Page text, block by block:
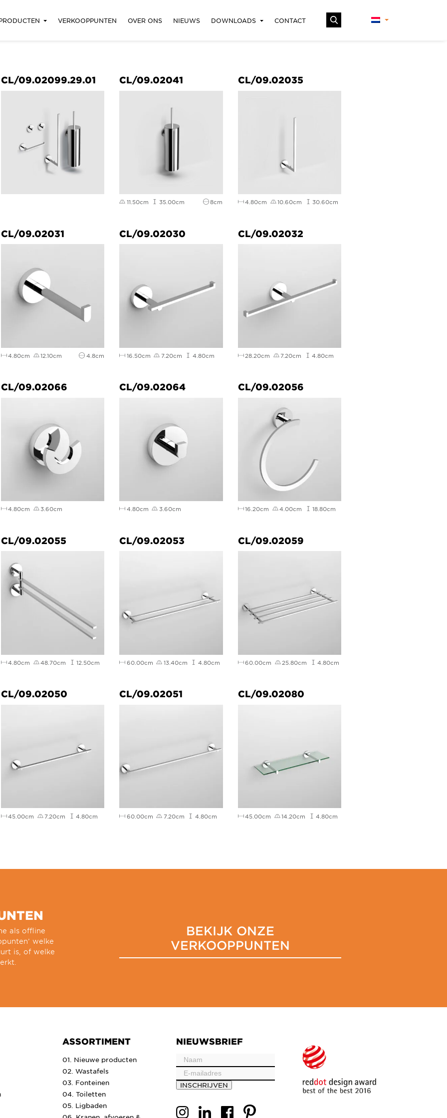
VERKOOPPUNTEN OVER ONS NIEUWS DOWNLOADS CONTACT
CL/09.02099.29.01 CL/09.02041
11.50cm 35.00cm 8cm
CL/09.02035
4.80cm 10.60cm 30.60cm
CL/09.02031
4.80cm 12.10cm 4.8cm
CL/09.02030
16.50cm 7.20cm 4.80cm
CL/09.02032
28.20cm 7.20cm 4.80cm
CL/09.02066
4.80cm 3.60cm
CL/09.02064
4.80cm 3.60cm
CL/09.02056
16.20cm 4.00cm 18.80cm
CL/09.02055
4.80cm 48.70cm 12.50cm
CL/09.02053
60.00cm 13.40cm 4.80cm
CL/09.02059
60.00cm 25.80cm 4.80cm
CL/09.02050
45.00cm 7.20cm 4.80cm
CL/09.02051
60.00cm 7.20cm 4.80cm
CL/09.02080
45.00cm 14.20cm 4.80cm
als offline
welke
is, of welke
BEKIJK ONZE
VERKOOPPUNTEN
ASSORTIMENT
01. Nieuwe producten
02. Wastafels
03. Fonteinen
04. Toiletten
05. Ligbaden
NIEUWSBRIEF
INSCHRIJVEN